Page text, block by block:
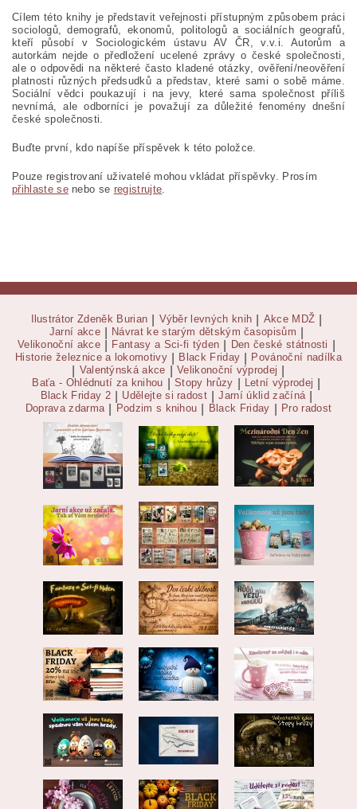
Cílem této knihy je představit veřejnosti přístupným způsobem práci
sociologů, demografů, ekonomů, politologů a sociálních geografů,
kteří působí v Sociologickém ústavu AV ČR, v.v.i. Autorům a
autorkám nejde o předložení ucelené zprávy o české společnosti,
ale o odpovědi na některé často kladené otázky, ověření/neověření
platnosti různých předsudků a představ, které sami o sobě máme.
Sociální vědci poukazují i na jevy, které sama společnost příliš
nevnímá, ale odborníci je považují za důležité fenomény dnešní
české společnosti.
Buďte první, kdo napíše příspěvek k této položce.
Pouze registrovaní uživatelé mohou vkládat příspěvky. Prosím
přihlaste senebo se registrujte.
Ilustrátor Zdeněk Burian Výběr levných knih Akce MDŽ
Jarní akce Návrat ke starým dětským časopisům
Velikonoční akce Fantasy a Sci-fi týden Den české státnosti
Historie železnice a lokomotivy Black Friday Povánoční nadílka
Valentýnská akce Velikonoční výprodej
Baťa - Ohlédnutí za knihou Stopy hrůzy Letní výprodej
Black Friday 2 Udělejte si radost Jarní úklid začíná
Doprava zdarma Podzim s knihou Black Friday Pro radost